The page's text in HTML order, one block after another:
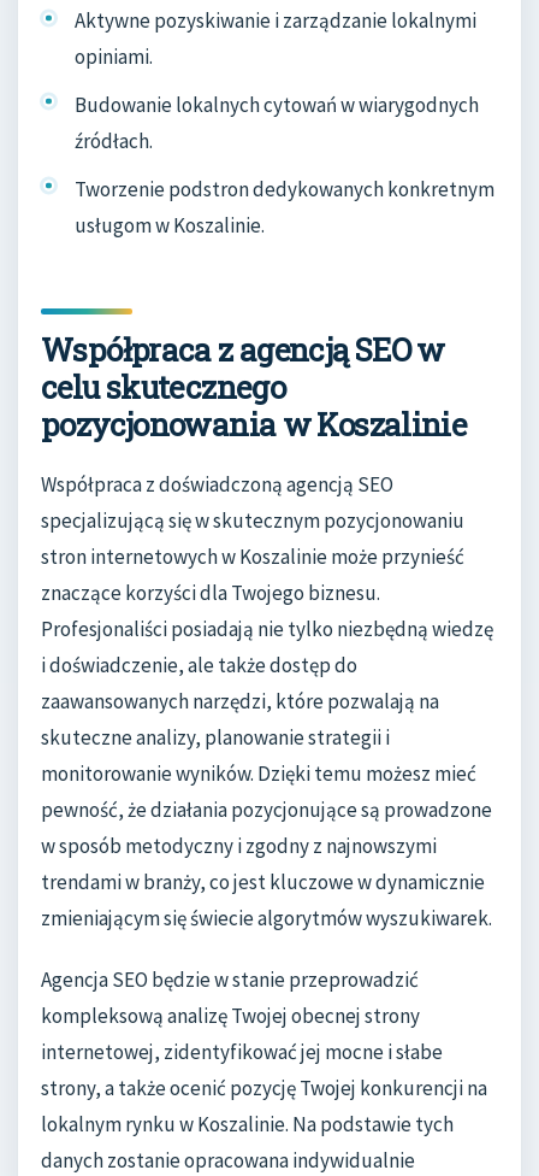
Aktywne pozyskiwanie i zarządzanie lokalnymi
opiniami.
Budowanie lokalnych cytowań w wiarygodnych
źródłach.
Tworzenie podstron dedykowanych konkretnym
usługom w Koszalinie.
Współpraca z agencją SEO w
celu skutecznego
pozycjonowania w Koszalinie
Współpraca z doświadczoną agencją SEO
specjalizującą się w skutecznym pozycjonowaniu
stron internetowych w Koszalinie może przynieść
znaczące korzyści dla Twojego biznesu.
Profesjonaliści posiadają nie tylko niezbędną wiedzę
i doświadczenie, ale także dostęp do
zaawansowanych narzędzi, które pozwalają na
skuteczne analizy, planowanie strategii i
monitorowanie wyników. Dzięki temu możesz mieć
pewność, że działania pozycjonujące są prowadzone
w sposób metodyczny i zgodny z najnowszymi
trendami w branży, co jest kluczowe w dynamicznie
zmieniającym się świecie algorytmów wyszukiwarek.
Agencja SEO będzie w stanie przeprowadzić
kompleksową analizę Twojej obecnej strony
internetowej, zidentyfikować jej mocne i słabe
strony, a także ocenić pozycję Twojej konkurencji na
lokalnym rynku w Koszalinie. Na podstawie tych
danych zostanie opracowana indywidualnie